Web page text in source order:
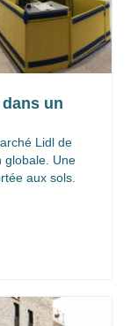
un
Lidl de
globale. Une
aux sols.